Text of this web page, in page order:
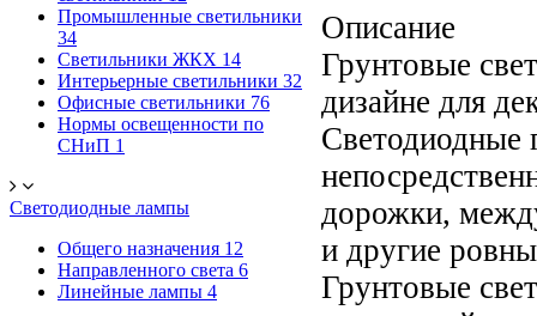
Промышленные светильники
34
Светильники ЖКХ 14
Интерьерные светильники 32
Офисные светильники 76
Нормы освещенности по
СНиП 1
Светодиодные лампы
Общего назначения 12
Направленного света 6
Линейные лампы 4
Описание
Грунтовые
дизайне для
Светодиодные
дорожки,
и другие
Грунтовые